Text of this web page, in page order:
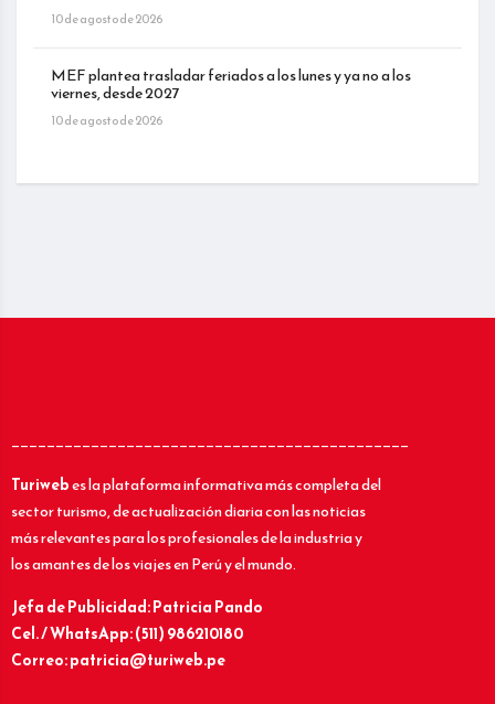
10 de agosto de 2026
MEF plantea trasladar feriados a los lunes y ya no a los
viernes, desde 2027
10 de agosto de 2026
_____________________________________________
Turiwebes la plataforma informativa más completa del
sector turismo, de actualización diaria con las noticias
más relevantes para los profesionales de la industria y
los amantes de los viajes en Perú y el mundo.
Jefa de Publicidad: Patricia Pando
Cel. / WhatsApp: (511) 986210180
Correo: patricia@turiweb.pe